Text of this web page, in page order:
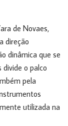
de Novaes,
direção
dinâmica que se
divide o palco
pela
utilizada na